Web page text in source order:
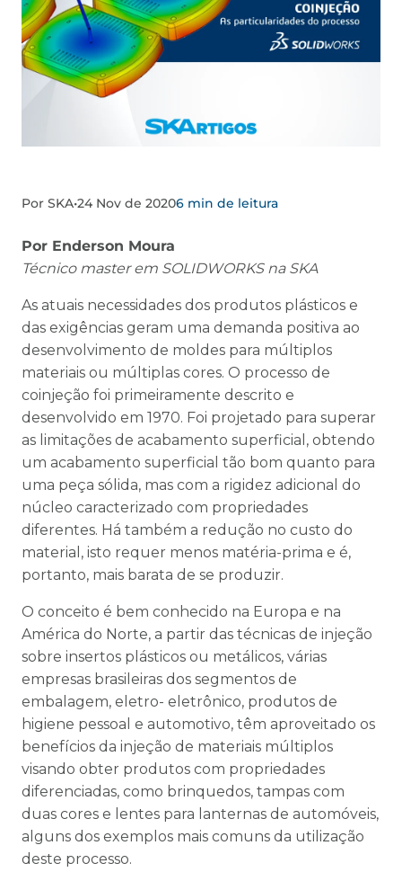
Por SKA•24 Nov de 20206 min de leitura
Por Enderson Moura
Técnico master em SOLIDWORKS na SKA
As atuais necessidades dos produtos plásticos e
das exigências geram uma demanda positiva ao
desenvolvimento de moldes para múltiplos
materiais ou múltiplas cores. O processo de
coinjeção foi primeiramente descrito e
desenvolvido em 1970. Foi projetado para superar
as limitações de acabamento superficial, obtendo
um acabamento superficial tão bom quanto para
uma peça sólida, mas com a rigidez adicional do
núcleo caracterizado com propriedades
diferentes. Há também a redução no custo do
material, isto requer menos matéria-prima e é,
portanto, mais barata de se produzir.
O conceito é bem conhecido na Europa e na
América do Norte, a partir das técnicas de injeção
sobre insertos plásticos ou metálicos, várias
empresas brasileiras dos segmentos de
embalagem, eletro- eletrônico, produtos de
higiene pessoal e automotivo, têm aproveitado os
benefícios da injeção de materiais múltiplos
visando obter produtos com propriedades
diferenciadas, como brinquedos, tampas com
duas cores e lentes para lanternas de automóveis,
alguns dos exemplos mais comuns da utilização
deste processo.